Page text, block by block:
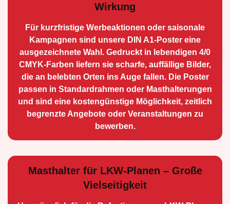
Wirkung
Für kurzfristige Werbe­aktionen oder saisonale
Kampagnen sind unsere DIN A1-Poster eine
ausge­zeichnete Wahl. Gedruckt in lebendigen 4/0
CMYK-Farben liefern sie scharfe, auffällige Bilder,
die an belebten Orten ins Auge fallen. Die Poster
passen in Standardrahmen oder Masthalterungen
und sind eine kostengünstige Möglichkeit, zeitlich
begrenzte Angebote oder Veranstaltungen zu
bewerben.
Masthalter für LKW-Planen – Große
Vielseitigkeit